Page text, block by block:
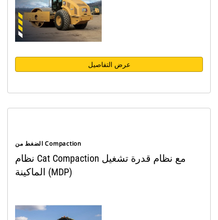
عرض التفاصيل
الضغط من Compaction
نظام Cat Compaction مع نظام قدرة تشغيل
الماكينة (MDP)